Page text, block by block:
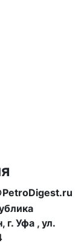
г. Уфа , ул.